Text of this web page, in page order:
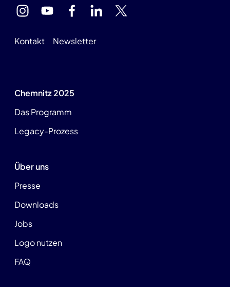
Kontakt Newsletter
Chemnitz 2025
Das Programm
Legacy-Prozess
Über uns
Presse
Downloads
Jobs
Logo nutzen
FAQ